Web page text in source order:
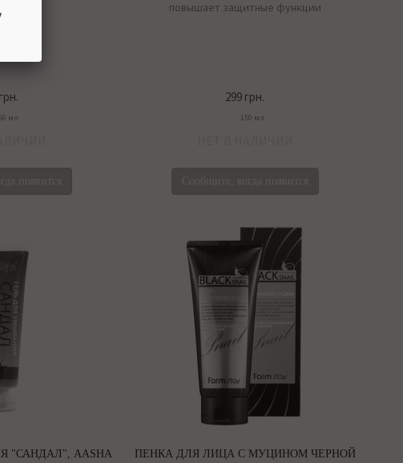
мл
повышает защитные функции
299 грн.
150 мл
"САНДАЛ", AASHA
ПЕНКА ДЛЯ ЛИЦА С МУЦИНОМ ЧЕРНОЙ